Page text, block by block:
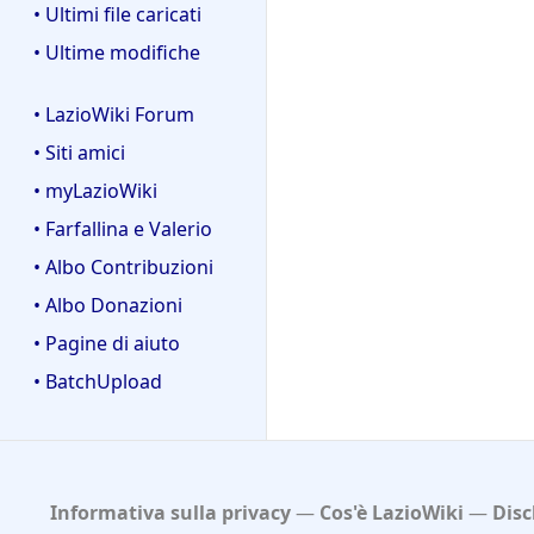
• Ultimi file caricati
• Ultime modifiche
• LazioWiki Forum
• Siti amici
• myLazioWiki
• Farfallina e Valerio
• Albo Contribuzioni
• Albo Donazioni
• Pagine di aiuto
• BatchUpload
Informativa sulla privacy Cos'è LazioWiki